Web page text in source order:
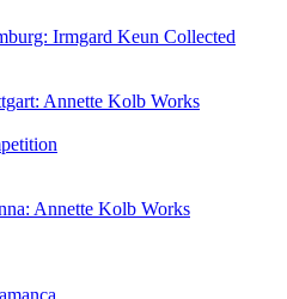
Irmgard Keun Collected
Annette Kolb Works
Annette Kolb Works